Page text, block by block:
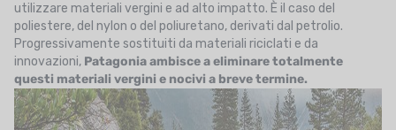
utilizzare materiali vergini e ad alto impatto. È il caso del
poliestere, del nylon o del poliuretano, derivati dal petrolio.
Progressivamente sostituiti da materiali riciclati e da
innovazioni, Patagonia ambisce a eliminare totalmente
questi materiali vergini e nocivi a breve termine.